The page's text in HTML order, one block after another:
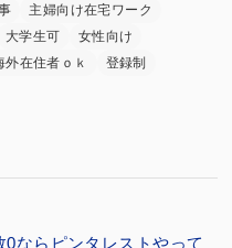
主婦向け在宅ワーク
大学生可
女性向け
外在住者ｏｋ
登録制
0ならピンタレストやって